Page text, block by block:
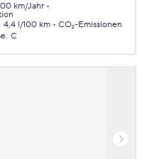
km/Jahr
4,4 l/100 km
CO₂-Emissionen
: C